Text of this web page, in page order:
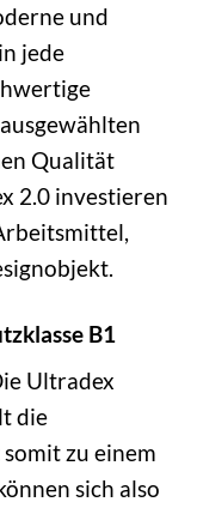
und
jede
Qualität
2.0 investieren
B1
Ultradex
die
zu einem
sich also